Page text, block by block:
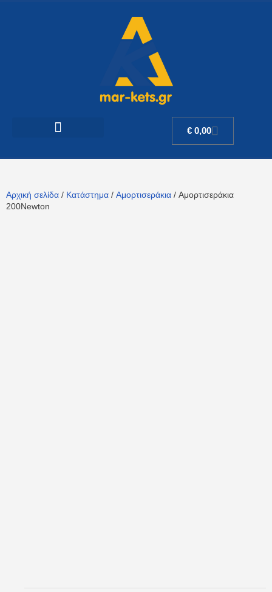
€ 0,00
Αρχική σελίδα / Κατάστημα / Αμορτισεράκια / Αμορτισεράκια
200Newton